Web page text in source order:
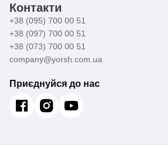
Контакти
+38 (095) 700 00 51
+38 (097) 700 00 51
+38 (073) 700 00 51
company@yorsh.com.ua
Приєднуйся до нас